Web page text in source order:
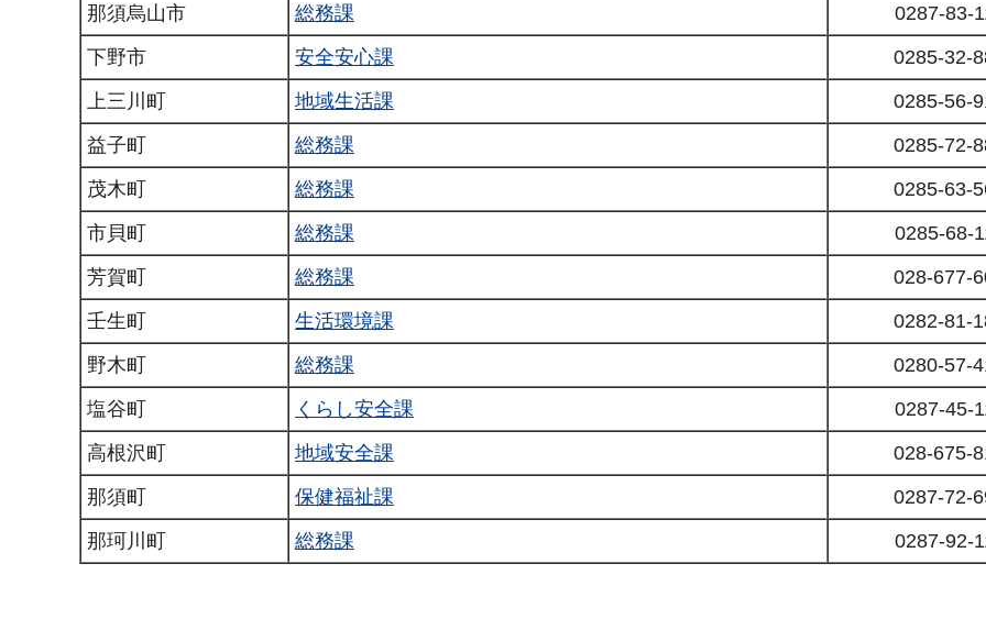
那須烏山市
総務課
0287-83-
下野市
安全安心課
0285-32-
上三川町
地域生活課
0285-56-
益子町
総務課
0285-72-
茂木町
総務課
0285-63-
市貝町
総務課
0285-68-
芳賀町
総務課
028-677-
壬生町
生活環境課
0282-81-
野木町
総務課
0280-57-
塩谷町
くらし安全課
0287-45-
高根沢町
地域安全課
028-675-
那須町
保健福祉課
0287-72-
那珂川町
総務課 0287-92-